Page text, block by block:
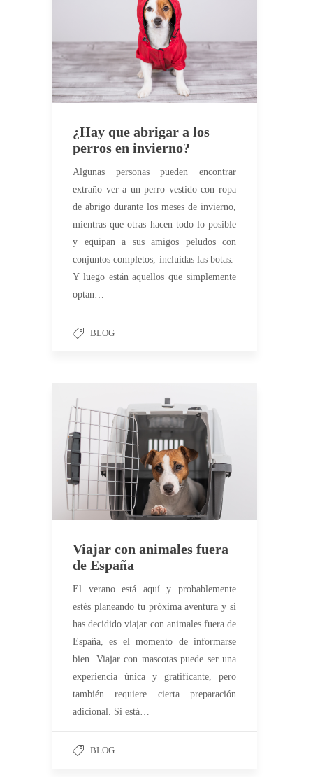
¿Hay que abrigar a los
perros en invierno?
Algunas personas pueden encontrar
extraño ver a un perro vestido con ropa
de abrigo durante los meses de invierno,
mientras que otras hacen todo lo posible
y equipan a sus amigos peludos con
conjuntos completos, incluidas las botas.
Y luego están aquellos que simplemente
optan…
BLOG
Viajar con animales fuera
de España
El verano está aquí y probablemente
estés planeando tu próxima aventura y si
has decidido viajar con animales fuera de
España, es el momento de informarse
bien. Viajar con mascotas puede ser una
experiencia única y gratificante, pero
también requiere cierta preparación
adicional. Si está…
BLOG